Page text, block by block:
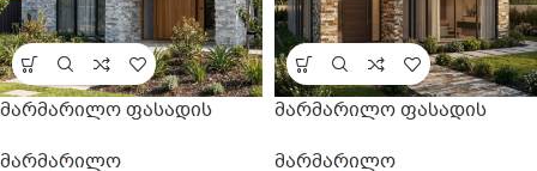
მარმარილო ფასადის
მარმარილო
მარმარილო ფასადის
მარმარილო